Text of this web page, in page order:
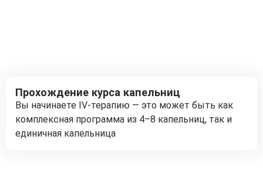
Прохождение курса капельниц
Вы начинаете IV-терапию — это может быть как
комплексная программа из 4–8 капельниц, так и
единичная капельница